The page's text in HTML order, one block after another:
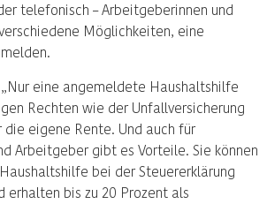
telefonisch – Arbeitgeberinnen und
Möglichkeiten, eine
eine angemeldete Haushaltshilfe
Rechten wie der Unfallversicherung
die eigene Rente. Und auch für
Arbeitgeber gibt es Vorteile. Sie können
bei der Steuererklärung
erhalten bis zu 20 Prozent als